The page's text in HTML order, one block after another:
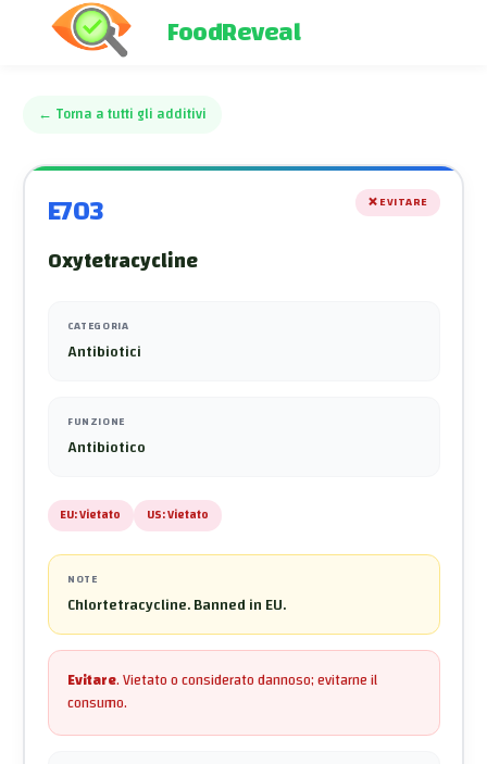
FoodReveal
← Torna a tutti gli additivi
E703 ❌EVITARE
Oxytetracycline
CATEGORIA
Antibiotici
FUNZIONE
Antibiotico
EU:Vietato US:Vietato
NOTE
Chlortetracycline. Banned in EU.
Evitare.Vietato o considerato dannoso; evitarne il
consumo.